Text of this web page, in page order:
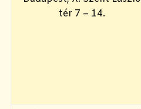
tér 7 – 14.